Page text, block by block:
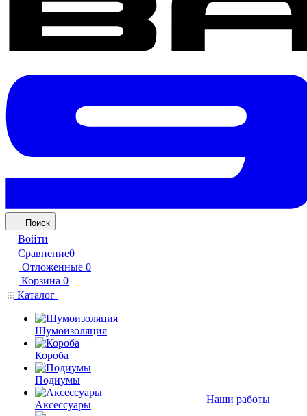
Поиск
Войти
Сравнение0
Отложенные 0
Корзина 0
Каталог
Шумоизоляция
Короба
Подиумы
Аксессуары
Наши работы